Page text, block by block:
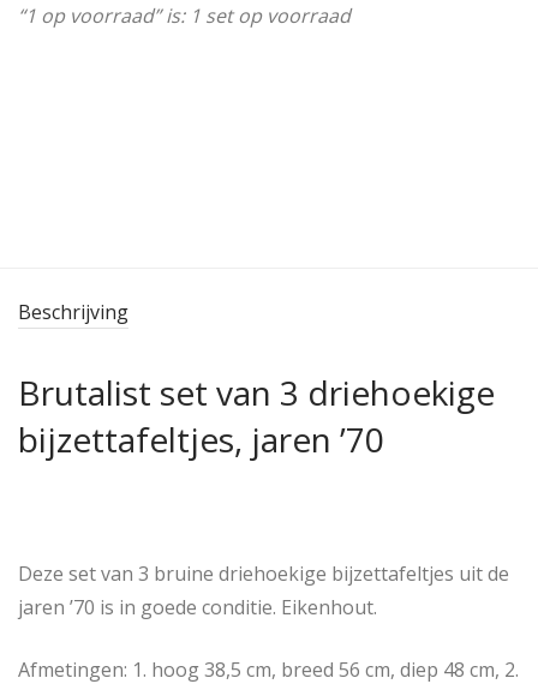
“1 op voorraad” is: 1 set op voorraad
Beschrijving
Brutalist set van 3 driehoekige
bijzettafeltjes, jaren ’70
Deze set van 3 bruine driehoekige bijzettafeltjes uit de
jaren ’70 is in goede conditie. Eikenhout.
Afmetingen: 1. hoog 38,5 cm, breed 56 cm, diep 48 cm, 2.